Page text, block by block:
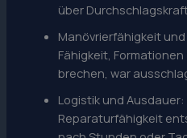
über
Manövrierfähigkeit
Fähigkeit,
brechen, war
Logistik und
Reparaturfähigkeit